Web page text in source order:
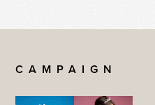
CAMPAIGN